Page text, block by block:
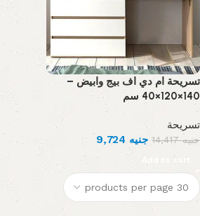
تسريحة ام دي اف بيج وابيض –
140×120×40 سم
تسريحة
جنيه14,417 جنيه 9,724
Add to cart